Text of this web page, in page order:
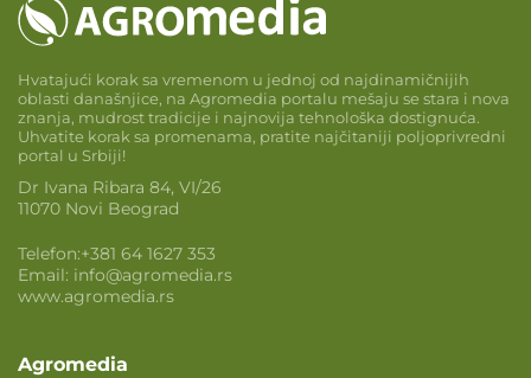
Hvatajući korak sa vremenom u jednoj od najdinamičnijih
oblasti današnjice, na Agromedia portalu mešaju se stara i nova
znanja, mudrost tradicije i najnovija tehnološka dostignuća.
Uhvatite korak sa promenama, pratite najčitaniji poljoprivredni
portal u Srbiji!
Dr Ivana Ribara 84, VI/26
11070 Novi Beograd
Telefon:+381 64 1627 353
Email: info@agromedia.rs
www.agromedia.rs
Agromedia